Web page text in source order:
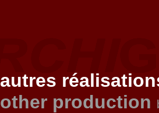
autres
other production